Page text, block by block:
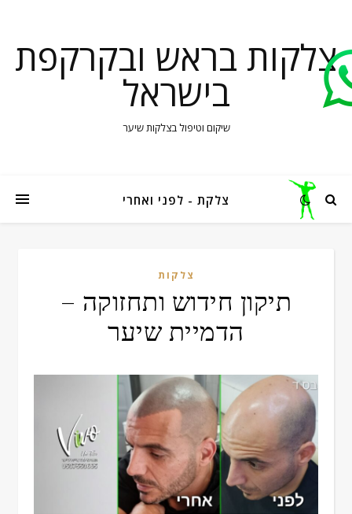
צלקות בראש ובקרקפת
בישראל
שיקום וטיפול בצלקות שיער
צלקת - לפני ואחרי
צלקות
תיקון חידוש ותחזוקה –
הדמיית שיער